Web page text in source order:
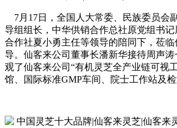
 7月17日，全国人大常委、民族委员会
导组组长，中华供销合作总社原党组书
合作社夏小勇主任等领导的陪同下，莅
导。仙客来公司董事长潘新华接待周声
观了仙客来公司“有机灵芝全产业链可视
馆、国际标准GMP车间、院士工作站及检